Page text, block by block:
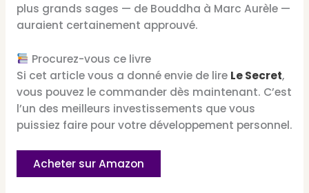
plus grands sages — de Bouddha à Marc Aurèle —
auraient certainement approuvé.
Procurez-vous ce livre
Si cet article vous a donné envie de lire Le Secret,
vous pouvez le commander dès maintenant. C’est
l’un des meilleurs investissements que vous
puissiez faire pour votre développement personnel.
Acheter sur Amazon